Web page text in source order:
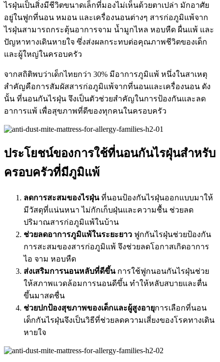
ไรฝุ่นเป็นสิ่งมีชีวิตขนาดเล็กที่มองไม่เห็นด้วยตาเปล่า มักอาศัย
อยู่ในฟูกที่นอน หมอน และเครื่องนอนต่างๆ สารก่อภูมิแพ้จาก
ไรฝุ่นสามารถกระตุ้นอาการจาม น้ำมูกไหล หอบหืด ผื่นแพ้ และ
ปัญหาทางเดินหายใจ ซึ่งส่งผลกระทบต่อคุณภาพชีวิตของเด็ก
และผู้ใหญ่ในครอบครัว
จากสถิติพบว่าเด็กไทยกว่า 30% มีอาการภูมิแพ้ หนึ่งในสาเหตุ
สำคัญคือการสัมผัสสารก่อภูมิแพ้จากที่นอนและเครื่องนอน ดัง
นั้น ที่นอนกันไรฝุ่น จึงเป็นตัวช่วยสำคัญในการป้องกันและลด
อาการแพ้ เพื่อสุขภาพที่ดีของทุกคนในครอบครัว
ประโยชน์ของการใช้ที่นอนกันไรฝุ่นสำหรับ
ครอบครัวที่มีภูมิแพ้
ลดการสะสมของไรฝุ่น ที่นอนป้องกันไรฝุ่นออกแบบมาให้
มีวัสดุที่แน่นหนา ไม่กักเก็บฝุ่นและความชื้น ช่วยลด
ปริมาณสารก่อภูมิแพ้ในบ้าน
ช่วยลดอาการภูมิแพ้ในระยะยาว ฟูกกันไรฝุ่นช่วยป้องกัน
การสะสมของสารก่อภูมิแพ้ จึงช่วยลดโอกาสเกิดอาการ
ไอ จาม หอบหืด
ส่งเสริมการนอนหลับที่ดีขึ้นการใช้ฟูกนอนกันไรฝุ่นช่วย
ให้สภาพแวดล้อมการนอนดีขึ้น ทำให้หลับสบายและตื่น
ขึ้นมาสดชื่น
ช่วยปกป้องสุขภาพของเด็กและผู้สูงอายุการเลือกที่นอน
เด็กกันไรฝุ่นจึงเป็นวิธีที่ช่วยลดความเสี่ยงของโรคทางเดิน
หายใจ